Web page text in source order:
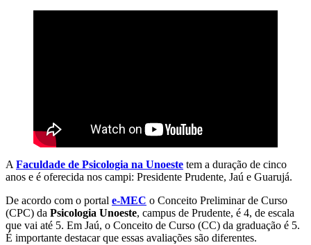
A Faculdade de Psicologia na Unoeste tem a duração de cinco
anos e é oferecida nos campi: Presidente Prudente, Jaú e Guarujá.
De acordo com o portal e-MEC o Conceito Preliminar de Curso
(CPC) da Psicologia Unoeste, campus de Prudente, é 4, de escala
que vai até 5. Em Jaú, o Conceito de Curso (CC) da graduação é 5.
É importante destacar que essas avaliações são diferentes.